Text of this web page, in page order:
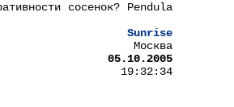
сосенок? Pendula
Sunrise
Москва
05.10.2005
19:32:34